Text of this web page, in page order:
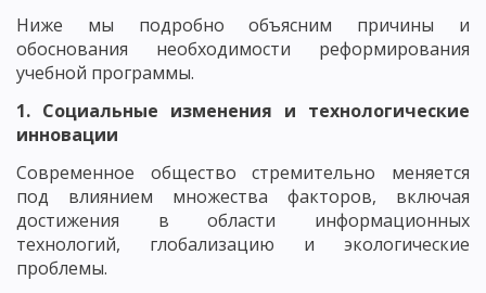
Ниже мы подробно объясним причины и
обоснования необходимости реформирования
учебной программы.
1. Социальные изменения и технологические
инновации
Современное общество стремительно меняется
под влиянием множества факторов, включая
достижения в области информационных
технологий, глобализацию и экологические
проблемы.